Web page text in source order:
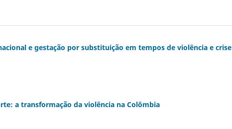
e gestação por substituição em tempos de violência e crise
a transformação da violência na Colômbia